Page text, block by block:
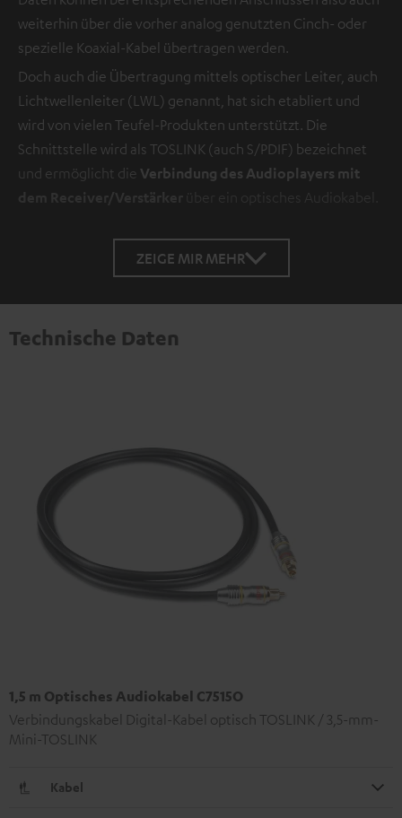
weiterhin über die vorher analog genutzten Cinch- oder
spezielle Koaxial-Kabel übertragen werden.
Doch auch die Übertragung mittels optischer Leiter, auch
Lichtwellenleiter (LWL) genannt, hat sich etabliert und
wird von vielen Teufel-Produkten unterstützt. Die
Schnittstelle wird als TOSLINK (auch S/PDIF) bezeichnet
und ermöglicht die Verbindung des Audioplayers mit
dem Receiver/Verstärker
ZEIGE MIR MEHR
Technische Daten
1,5 m Optisches Audiokabel C7515O
Verbindungskabel Digital-Kabel optisch TOSLINK / 3,5-mm-
Mini-TOSLINK
Kabel